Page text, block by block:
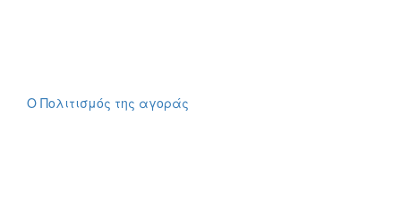
Ο Πολιτισμός της αγοράς